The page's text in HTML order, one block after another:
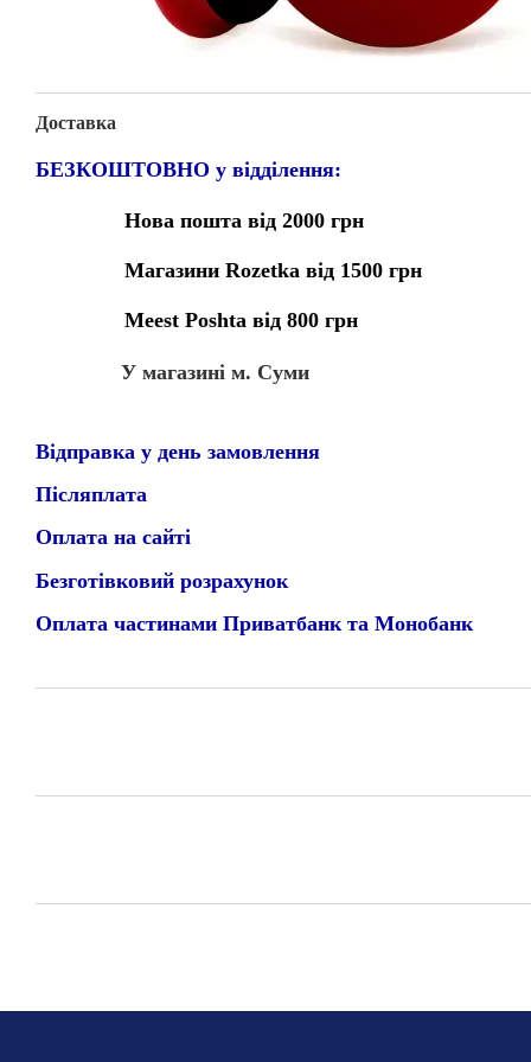
Доставка
БЕЗКОШТОВНО у відділення:
Нова пошта від 2000 грн
Магазини Rozetka від 1500 грн
Meest Poshta від 800 грн
У магазині м. Суми
Відправка у день замовлення
Післяплата
Оплата на сайті
Безготівковий розрахунок
Оплата частинами Приватбанк та Монобанк